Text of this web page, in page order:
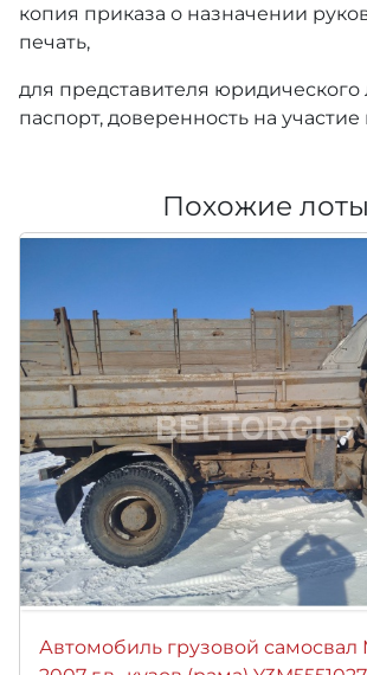
копия приказа о назначении
печать,
для представителя юридического
паспорт, доверенность на участие
Похожие лоты
Автомобиль грузовой самосвал